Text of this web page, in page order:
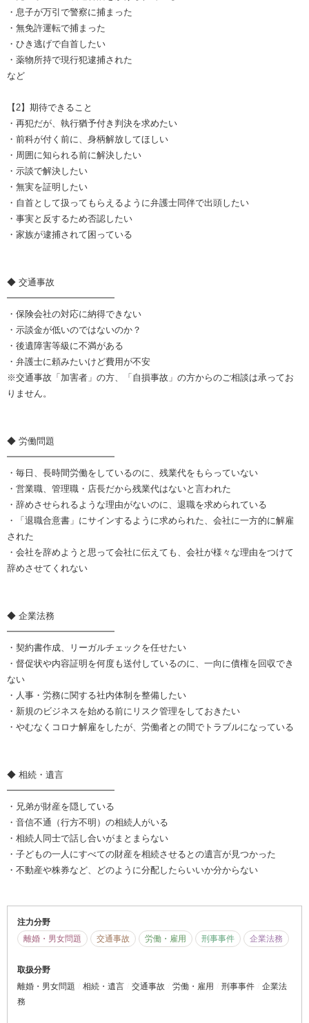
・息子が万引で警察に捕まった
・無免許運転で捕まった
・ひき逃げで自首したい
・薬物所持で現行犯逮捕された
など
【2】期待できること
・再犯だが、執行猶予付き判決を求めたい
・前科が付く前に、身柄解放してほしい
・周囲に知られる前に解決したい
・示談で解決したい
・無実を証明したい
・自首として扱ってもらえるように弁護士同伴で出頭したい
・事実と反するため否認したい
・家族が逮捕されて困っている
◆ 交通事故
━━━━━━━━━━━━
・保険会社の対応に納得できない
・示談金が低いのではないのか？
・後遺障害等級に不満がある
・弁護士に頼みたいけど費用が不安
※交通事故「加害者」の方、「自損事故」の方からのご相談は承ってお
りません。
◆ 労働問題
━━━━━━━━━━━━
・毎日、長時間労働をしているのに、残業代をもらっていない
・営業職、管理職・店長だから残業代はないと言われた
・辞めさせられるような理由がないのに、退職を求められている
・「退職合意書」にサインするように求められた、会社に一方的に解雇
された
・会社を辞めようと思って会社に伝えても、会社が様々な理由をつけて
辞めさせてくれない
◆ 企業法務
━━━━━━━━━━━━
・契約書作成、リーガルチェックを任せたい
・督促状や内容証明を何度も送付しているのに、一向に債権を回収でき
ない
・人事・労務に関する社内体制を整備したい
・新規のビジネスを始める前にリスク管理をしておきたい
・やむなくコロナ解雇をしたが、労働者との間でトラブルになっている
◆ 相続・遺言
━━━━━━━━━━━━
・兄弟が財産を隠している
・音信不通（行方不明）の相続人がいる
・相続人同士で話し合いがまとまらない
・子どもの一人にすべての財産を相続させるとの遺言が見つかった
・不動産や株券など、どのように分配したらいいか分からない
注力分野
離婚・男女問題
交通事故 労働・雇用 刑事事件 企業法務
取扱分野
離婚・男女問題
相続・遺言 交通事故 労働・雇用 刑事事件
企業法
務